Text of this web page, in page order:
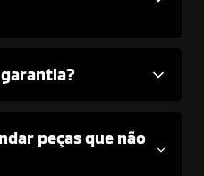
garantia?
peças que não